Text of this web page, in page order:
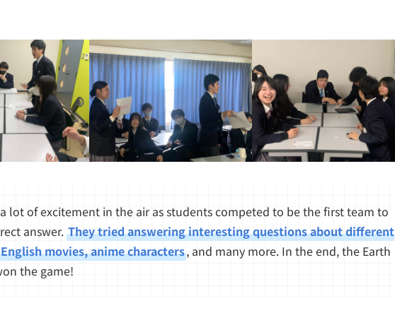
lot of excitement in the air as students competed to be the first team to
answer. They tried answering interesting questions about different
movies, anime characters, and many more. In the end, the Earth
the game!